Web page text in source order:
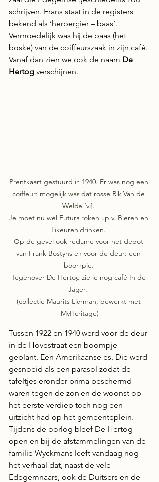
schrijven. Frans staat in de registers
bekend als ‘herbergier – baas’.
Vermoedelijk was hij de baas (het
boske) van de coiffeurszaak in zijn café.
Vanaf dan zien we ook de naam De
Hertog verschijnen.
Prentkaart gestuurd in 1940. Er was nog een
coiffeur: mogelijk was dat rosse Rik Van de
Welde [vi].
Je moet nu wel Futura roken i.p.v. Bieren en
Likeuren drinken.
Op de gevel ook reclame voor het depot
van Frank Bostyns en voor de deur: een
boompje.
Tegenover De Hertog zie je nog café In de
Jager.
(collectie Maurits Lierman, bewerkt met
MyHeritage)
Tussen 1922 en 1940 werd voor de deur
in de Hovestraat een boompje
geplant. Een Amerikaanse es. Die werd
gesnoeid als een parasol zodat de
tafeltjes eronder prima beschermd
waren tegen de zon en de woonst op
het eerste verdiep toch nog een
uitzicht had op het gemeenteplein.
Tijdens de oorlog bleef De Hertog
open en bij de afstammelingen van de
familie Wyckmans leeft vandaag nog
het verhaal dat, naast de vele
Edegemnaars, ook de Duitsers en de